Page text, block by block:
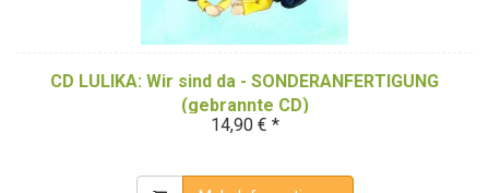
CD LULIKA: Wir sind da - SONDERANFERTIGUNG
(gebrannte CD)
14,90 € *